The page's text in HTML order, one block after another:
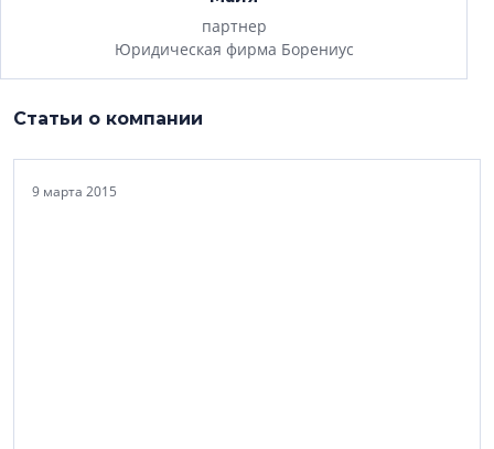
партнер
Юридическая фирма Борениус
Статьи о компании
9 марта 2015